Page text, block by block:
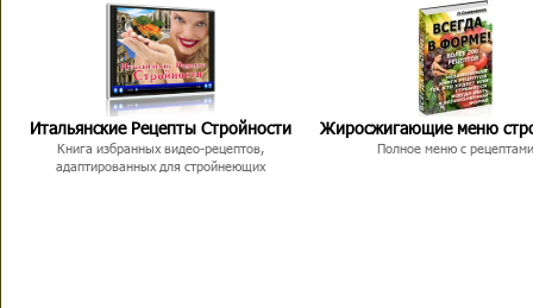
Итальянские Рецепты Стройности
Книга избранных видео-рецептов,
адаптированных для стройнеющих
Жиросжигающие меню
Полное меню с рецептами